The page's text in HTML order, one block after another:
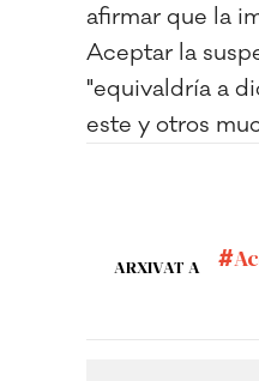
afirmar que la
Aceptar la
"equivaldría a
este y otros
ARXIVAT A